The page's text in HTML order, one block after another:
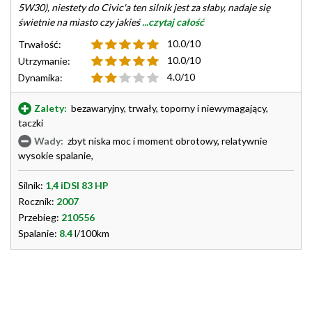
5W30), niestety do Civic'a ten silnik jest za słaby, nadaje się
świetnie na miasto czy jakieś...czytaj całość
Trwałość:
10.0/10
Utrzymanie:
10.0/10
Dynamika:
4.0/10
Zalety: bezawaryjny, trwały, toporny i niewymagający,
taczki
Wady: zbyt niska moc i moment obrotowy, relatywnie
wysokie spalanie,
Silnik: 1,4 iDSI 83 HP
Rocznik: 2007
Przebieg: 210556
Spalanie: 8.4l/100km